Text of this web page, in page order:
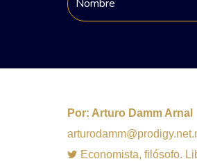
Por: Arturo Damm Arnal
Economista, filósofo.